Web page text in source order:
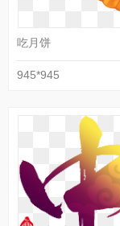
吃月饼
945*945